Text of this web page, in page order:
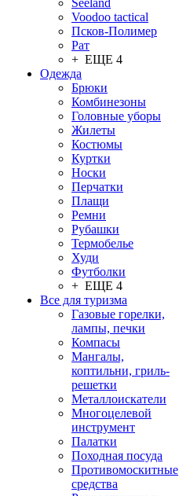
Seeland
Voodoo tactical
Псков-Полимер
Рат
+ ЕЩЕ 4
Одежда
Брюки
Комбинезоны
Головные уборы
Жилеты
Костюмы
Куртки
Носки
Перчатки
Плащи
Ремни
Рубашки
Термобелье
Худи
Футболки
+ ЕЩЕ 4
Все для туризма
Газовые горелки,
лампы, печки
Компасы
Мангалы,
коптильни, гриль-
решетки
Металлоискатели
Многоцелевой
инструмент
Палатки
Походная посуда
Противомоскитные
средства